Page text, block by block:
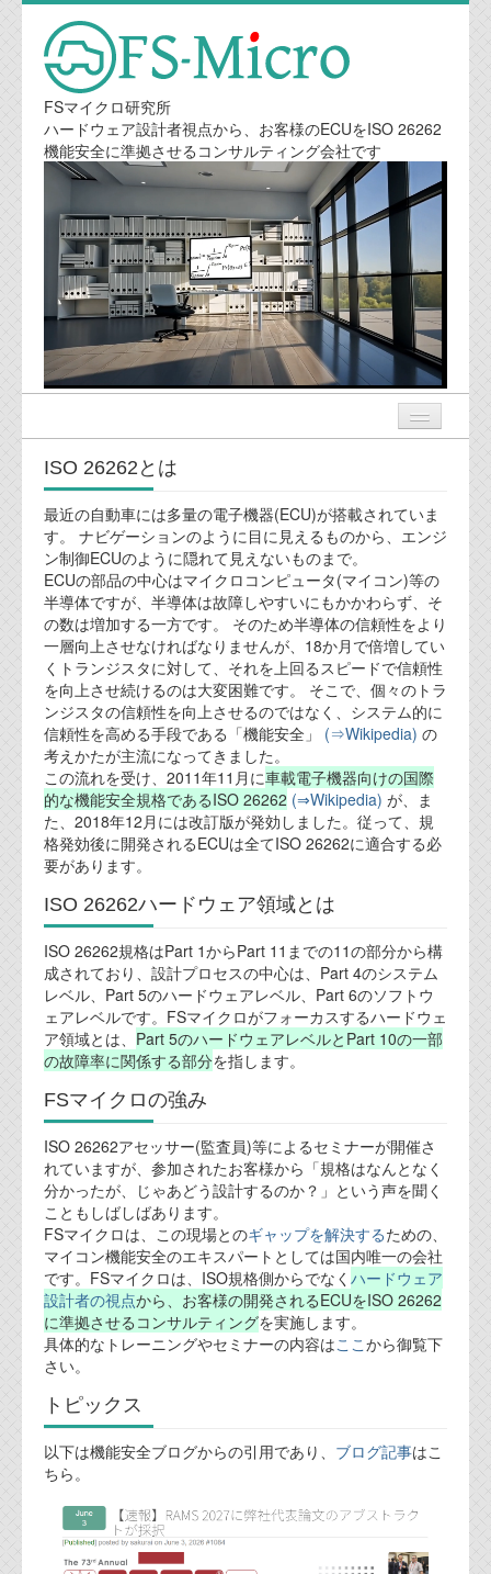
FSマイクロ研究所
ハードウェア設計者視点から、お客様のECUをISO 26262
機能安全に準拠させるコンサルティング会社です
ニュース
業務内容
機能安全コンサルティング
会社案内
会社概要
代表ご挨拶
オフィス
実績
ブログ
設計ブログ
テクノロジ
ブログテーマ
技術文書
ご希望の方は、お問い合わせページから
資料閲覧パスワードをお問い合わせ頂き
ログインをお願い致します。アカウント
名は"opendocument"です。
機能安全用語集
設計用語集
オンラインショップ
お問い合わせ
FAQ
お問い合わせフォーム
ISO 26262とは
最近の自動車には多量の電子機器(ECU)が搭載されていま
す。 ナビゲーションのように目に見えるものから、エンジ
ン制御ECUのように隠れて見えないものまで。
ECUの部品の中心はマイクロコンピュータ(マイコン)等の
半導体ですが、半導体は故障しやすいにもかかわらず、そ
の数は増加する一方です。 そのため半導体の信頼性をより
一層向上させなければなりませんが、18か月で倍増してい
くトランジスタに対して、それを上回るスピードで信頼性
を向上させ続けるのは大変困難です。 そこで、個々のトラ
ンジスタの信頼性を向上させるのではなく、システム的に
信頼性を高める手段である「機能安全」
(⇒Wikipedia) の
考えかたが主流になってきました。
この流れを受け、2011年11月に車載電子機器向けの国際
的な機能安全規格であるISO 26262 (⇒Wikipedia) が、ま
た、2018年12月には改訂版が発効しました。従って、規
格発効後に開発されるECUは全てISO 26262に適合する必
要があります。
ISO 26262ハードウェア領域とは
ISO 26262規格はPart 1からPart 11までの11の部分から構
成されており、設計プロセスの中心は、Part 4のシステム
レベル、Part 5のハードウェアレベル、Part 6のソフトウ
ェアレベルです。FSマイクロがフォーカスするハードウェ
ア領域とは、 Part 5のハードウェアレベルとPart 10の一部
の故障率に関係する部分を指します。
FSマイクロの強み
ISO 26262アセッサー(監査員)等によるセミナーが開催さ
れていますが、参加されたお客様から「規格はなんとなく
分かったが、じゃあどう設計するのか？」という声を聞く
こともしばしばあります。
FSマイクロは、この現場とのギャップを解決するための、
マイコン機能安全のエキスパートとしては国内唯一の会社
です。FSマイクロは、ISO規格側からでなく ハードウェア
設計者の視点から、お客様の開発されるECUをISO 26262
に準拠させるコンサルティングを実施します。
具体的なトレーニングやセミナーの内容はここから御覧下
さい。
トピックス
以下は機能安全ブログからの引用であり、 ブログ記事はこ
ちら。